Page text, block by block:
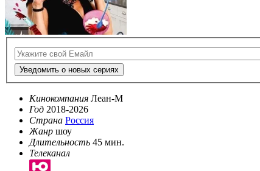
Уведомить о новых сериях
Кинокомпания Леан-М
Год 2018-2026
Страна Россия
Жанр шоу
Длительность 45 мин.
Телеканал